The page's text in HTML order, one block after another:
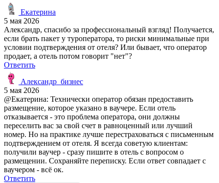
Екатерина
5 мая 2026
Александр, спасибо за профессиональный взгляд! Получается,
если брать пакет у туроператора, то риски минимальные при
условии подтверждения от отеля? Или бывает, что оператор
продает, а отель потом говорит "нет"?
Ответить
Александр_бизнес
5 мая 2026
@Екатерина: Технически оператор обязан предоставить
размещение, которое указано в ваучере. Если отель
отказывается - это проблема оператора, они должны
переселить вас за свой счет в равноценный или лучший
номер. Но на практике лучше перестраховаться с письменным
подтверждением от отеля. Я всегда советую клиентам:
получили ваучер - сразу пишите в отель с вопросом о
размещении. Сохраняйте переписку. Если ответ совпадает с
ваучером - всё ок.
Ответить